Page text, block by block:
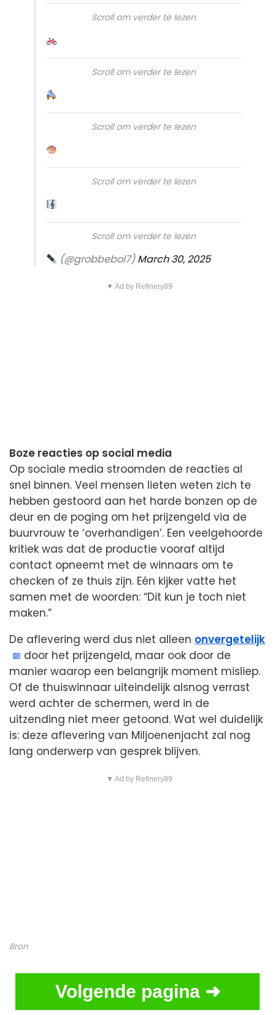
Scroll om verder te lezen
Scroll om verder te lezen
Scroll om verder te lezen
Scroll om verder te lezen
Scroll om verder te lezen
(@grobbebol7)March 30, 2025
▼ Ad by Refinery89
Boze reacties op social media
Op sociale media stroomden de reacties al
snel binnen. Veel mensen lieten weten zich te
hebben gestoord aan het harde bonzen op de
deur en de poging om het prijzengeld via de
buurvrouw te ‘overhandigen’. Een veelgehoorde
kritiek was dat de productie vooraf altijd
contact opneemt met de winnaars om te
checken of ze thuis zijn. Eén kijker vatte het
samen met de woorden: “Dit kun je toch niet
maken.”
De aflevering werd dus niet alleen onvergetelijk
door het prijzengeld, maar ook door de
manier waarop een belangrijk moment misliep.
Of de thuiswinnaar uiteindelijk alsnog verrast
werd achter de schermen, werd in de
uitzending niet meer getoond. Wat wel duidelijk
is: deze aflevering van Miljoenenjacht zal nog
lang onderwerp van gesprek blijven.
▼ Ad by Refinery89
Bron
Volgende pagina ➜